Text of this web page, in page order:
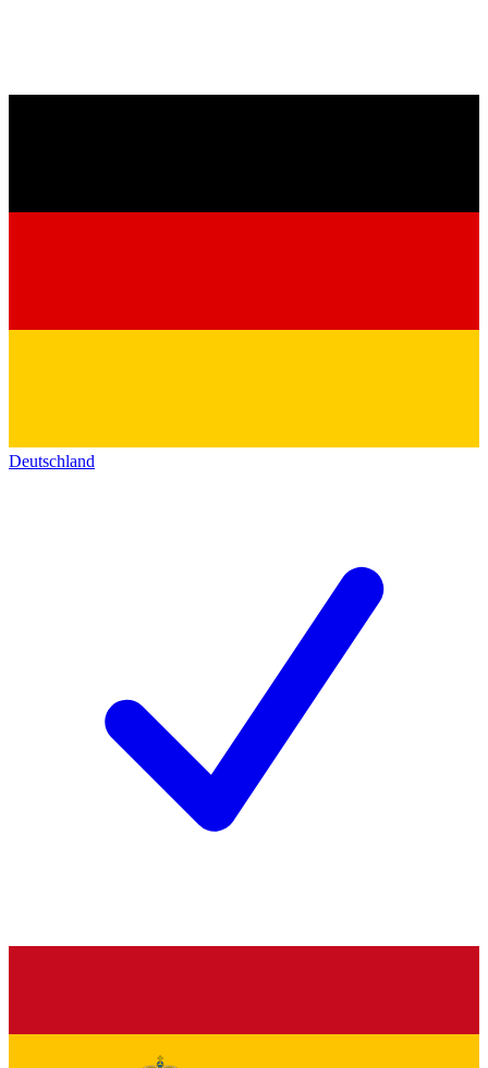
Deutschland